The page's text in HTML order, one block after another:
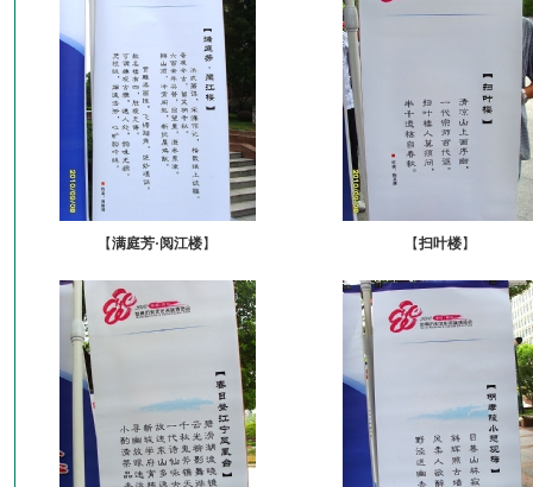
【满庭芳·阅江楼】 【扫叶楼】